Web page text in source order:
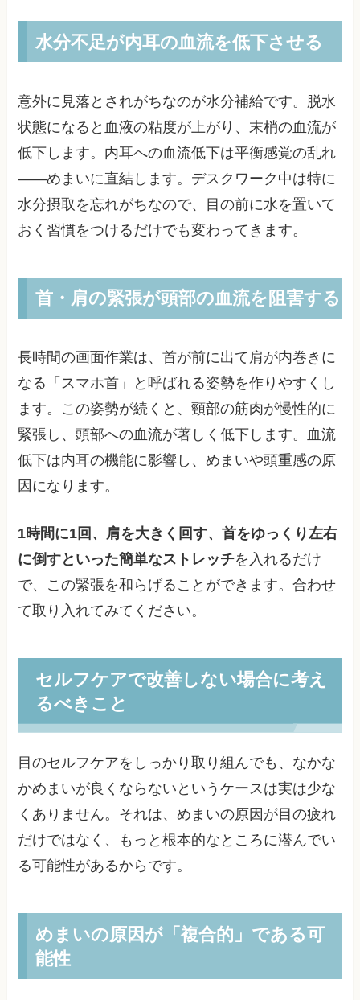
水分不足が内耳の血流を低下させる
意外に見落とされがちなのが水分補給です。脱水
状態になると血液の粘度が上がり、末梢の血流が
低下します。内耳への血流低下は平衡感覚の乱れ
——めまいに直結します。デスクワーク中は特に
水分摂取を忘れがちなので、目の前に水を置いて
おく習慣をつけるだけでも変わってきます。
首・肩の緊張が頭部の血流を阻害する
長時間の画面作業は、首が前に出て肩が内巻きに
なる「スマホ首」と呼ばれる姿勢を作りやすくし
ます。この姿勢が続くと、頸部の筋肉が慢性的に
緊張し、頭部への血流が著しく低下します。血流
低下は内耳の機能に影響し、めまいや頭重感の原
因になります。
1時間に1回、肩を大きく回す、首をゆっくり左右
に倒すといった簡単なストレッチを入れるだけ
で、この緊張を和らげることができます。合わせ
て取り入れてみてください。
セルフケアで改善しない場合に考え
るべきこと
目のセルフケアをしっかり取り組んでも、なかな
かめまいが良くならないというケースは実は少な
くありません。それは、めまいの原因が目の疲れ
だけではなく、もっと根本的なところに潜んでい
る可能性があるからです。
めまいの原因が「複合的」である可
能性